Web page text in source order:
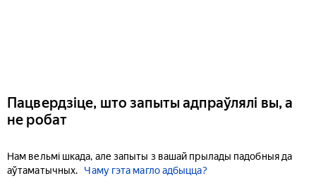
Пацвердзіце, што запыты адпраўлялі вы, а
не робат
Нам вельмі шкада, але запыты з вашай прылады падобныя да
аўтаматычных.
Чаму гэта магло адбыцца?